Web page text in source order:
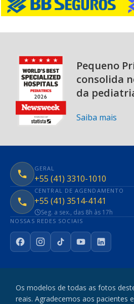
Pequeno
consolida
da
Saiba mais
GERAL
+55 (41) 3310-1010
CENTRAL DE AGENDAMENTO
+55 (41) 3514-4141
Seg. a sex., das 8h às 17h
NOSSAS REDES SOCIAIS
FacebookInstagram
TikTokYouTubeLinkedIn
Os modelos de todas as fotos
reais. Agradecemos aos pacientes